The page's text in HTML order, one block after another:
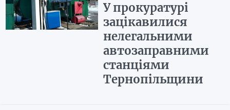
У прокуратурі
зацікавилися
нелегальними
автозаправними
станціями
Тернопільщини